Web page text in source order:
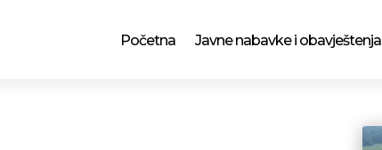
Početna Javne nabavke i obavještenja